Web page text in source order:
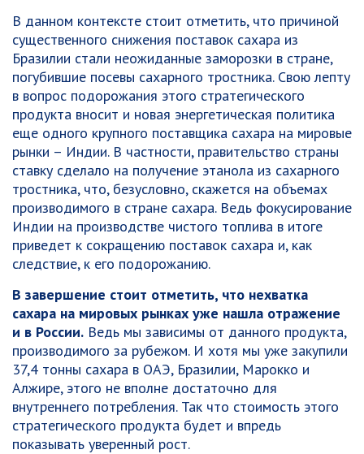
В данном контексте стоит отметить, что причиной
существенного снижения поставок сахара из
Бразилии стали неожиданные заморозки в стране,
погубившие посевы сахарного тростника. Свою лепту
в вопрос подорожания этого стратегического
продукта вносит и новая энергетическая политика
еще одного крупного поставщика сахара на мировые
рынки – Индии. В частности, правительство страны
ставку сделало на получение этанола из сахарного
тростника, что, безусловно, скажется на объемах
производимого в стране сахара. Ведь фокусирование
Индии на производстве чистого топлива в итоге
приведет к сокращению поставок сахара и, как
следствие, к его подорожанию.
В завершение стоит отметить, что нехватка
сахара на мировых рынках уже нашла отражение
и в России. Ведь мы зависимы от данного продукта,
производимого за рубежом. И хотя мы уже закупили
37,4 тонны сахара в ОАЭ, Бразилии, Марокко и
Алжире, этого не вполне достаточно для
внутреннего потребления. Так что стоимость этого
стратегического продукта будет и впредь
показывать уверенный рост.